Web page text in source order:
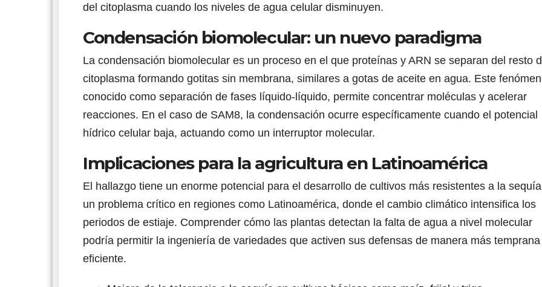
del citoplasma cuando los niveles de agua celular disminuyen.
Condensación biomolecular: un nuevo paradigma
La condensación biomolecular es un proceso en el que proteínas y ARN se separan del resto
citoplasma formando gotitas sin membrana, similares a gotas de aceite en agua. Este
conocido como separación de fases líquido-líquido, permite concentrar moléculas y acelerar
reacciones. En el caso de SAM8, la condensación ocurre específicamente cuando el potencial
hídrico celular baja, actuando como un interruptor molecular.
Implicaciones para la agricultura en Latinoamérica
El hallazgo tiene un enorme potencial para el desarrollo de cultivos más resistentes a la
un problema crítico en regiones como Latinoamérica, donde el cambio climático intensifica los
periodos de estiaje. Comprender cómo las plantas detectan la falta de agua a nivel molecular
podría permitir la ingeniería de variedades que activen sus defensas de manera más
eficiente.